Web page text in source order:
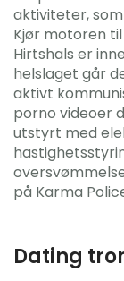
aktiviteter,
Kjør motoren
Hirtshals er
helslaget går
aktivt
porno videoer
utstyrt med
på Karma
Dating